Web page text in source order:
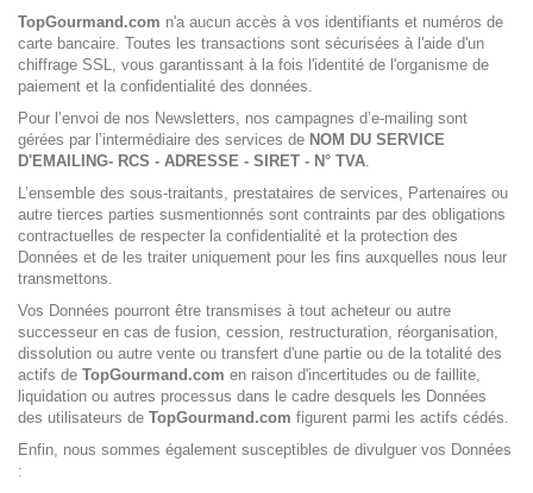
TopGourmand.com n'a aucun accès à vos identifiants et numéros de
carte bancaire. Toutes les transactions sont sécurisées à l'aide d'un
chiffrage SSL, vous garantissant à la fois l'identité de l'organisme de
paiement et la confidentialité des données.
Pour l’envoi de nos Newsletters, nos campagnes d’e-mailing sont
gérées par l’intermédiaire des services de NOM DU SERVICE
D'EMAILING- RCS - ADRESSE - SIRET - N° TVA.
L’ensemble des sous-traitants, prestataires de services, Partenaires ou
autre tierces parties susmentionnés sont contraints par des obligations
contractuelles de respecter la confidentialité et la protection des
Données et de les traiter uniquement pour les fins auxquelles nous leur
transmettons.
Vos Données pourront être transmises à tout acheteur ou autre
successeur en cas de fusion, cession, restructuration, réorganisation,
dissolution ou autre vente ou transfert d'une partie ou de la totalité des
actifs de TopGourmand.com en raison d'incertitudes ou de faillite,
liquidation ou autres processus dans le cadre desquels les Données
des utilisateurs de TopGourmand.com figurent parmi les actifs cédés.
Enfin, nous sommes également susceptibles de divulguer vos Données
: